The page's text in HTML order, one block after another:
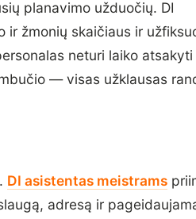
planavimo užduočių. DI
ir žmonių skaičiaus ir
neturi laiko atsakyti
— visas užklausas
DI asistentas meistrams
adresą ir